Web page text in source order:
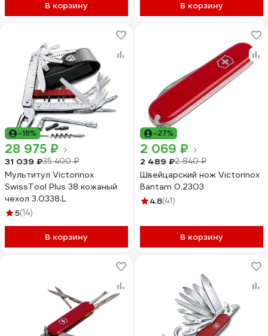
В корзину В корзину
-18%
28 975 ₽
31 039 ₽35 400 ₽
Мультитул Victorinox
SwissTool Plus 38 кожаный
чехол 3.0338.L
5(14)
В корзину
-27%
2 069 ₽
2 489 ₽2 840 ₽
Швейцарский нож Victorinox
Bantam 0.2303
4.8(41)
В корзину